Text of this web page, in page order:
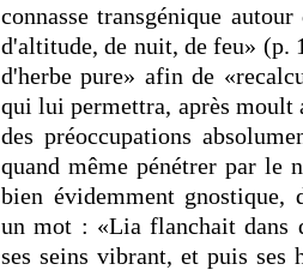
connasse transgénique
d'altitude, de nuit, de feu» (p.
d'herbe pure» afin de
qui lui permettra, après
des préoccupations
quand même pénétrer par le
bien évidemment gnostique,
un mot : «Lia flanchait dans
ses seins vibrant, et puis ses